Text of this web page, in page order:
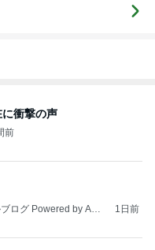
衝撃の声
前
ログ Powered by Ame
1日前